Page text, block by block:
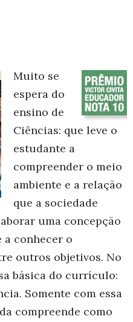
Muito se
espera do
ensino de
Ciências: que leve o
estudante a
compreender o meio
ambiente e a relação
que a sociedade
uma concepção
a conhecer o
outros objetivos. No
básica do currículo:
Somente com essa
compreende como